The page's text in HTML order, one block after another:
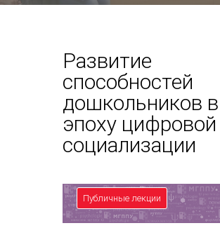
Развитие
способностей
дошкольников в
эпоху цифровой
социализации
Публичные лекции